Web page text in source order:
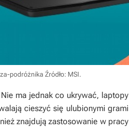
podróżnika Źródło: MSI.
ma jednak co ukrywać, laptopy
cieszyć się ulubionymi grami
znajdują zastosowanie w pracy